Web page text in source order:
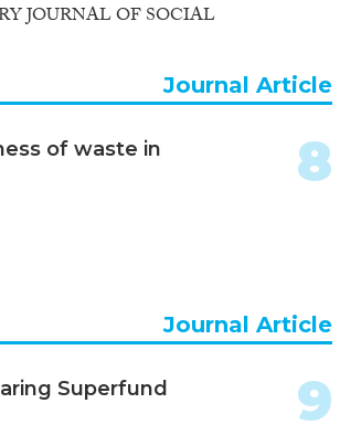
JOURNAL OF SOCIAL
Journal Article
of waste in
8
Journal Article
Superfund
9